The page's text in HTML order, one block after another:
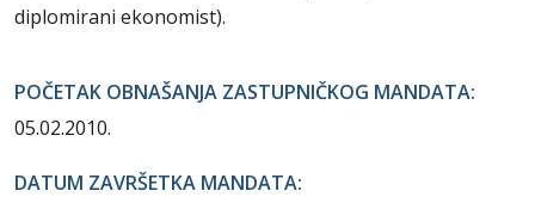
diplomirani ekonomist).
POČETAK OBNAŠANJA ZASTUPNIČKOG MANDATA:
05.02.2010.
DATUM ZAVRŠETKA MANDATA: